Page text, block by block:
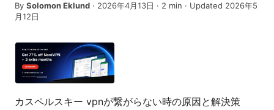
By Solomon Eklund · 2026年4月13日 · 2 min · Updated 2026年5
月12日
カスペルスキー vpnが繋がらない時の原因と解決策